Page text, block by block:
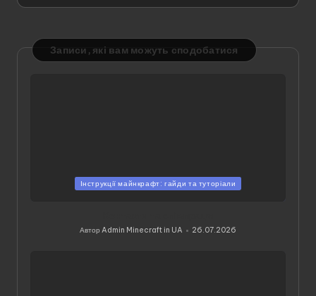
Записи, які вам можуть сподобатися
ОпублікованоІнструкції майнкрафт: гайди та туторіали
Опубліковано
АвторAdmin Minecraft in UA 26.07.2026